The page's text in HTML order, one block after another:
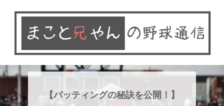
【バッティングの秘訣を公開！】